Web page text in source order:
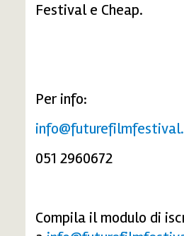
Festival e Cheap.
Per info:
051 2960672
Compila il modulo di